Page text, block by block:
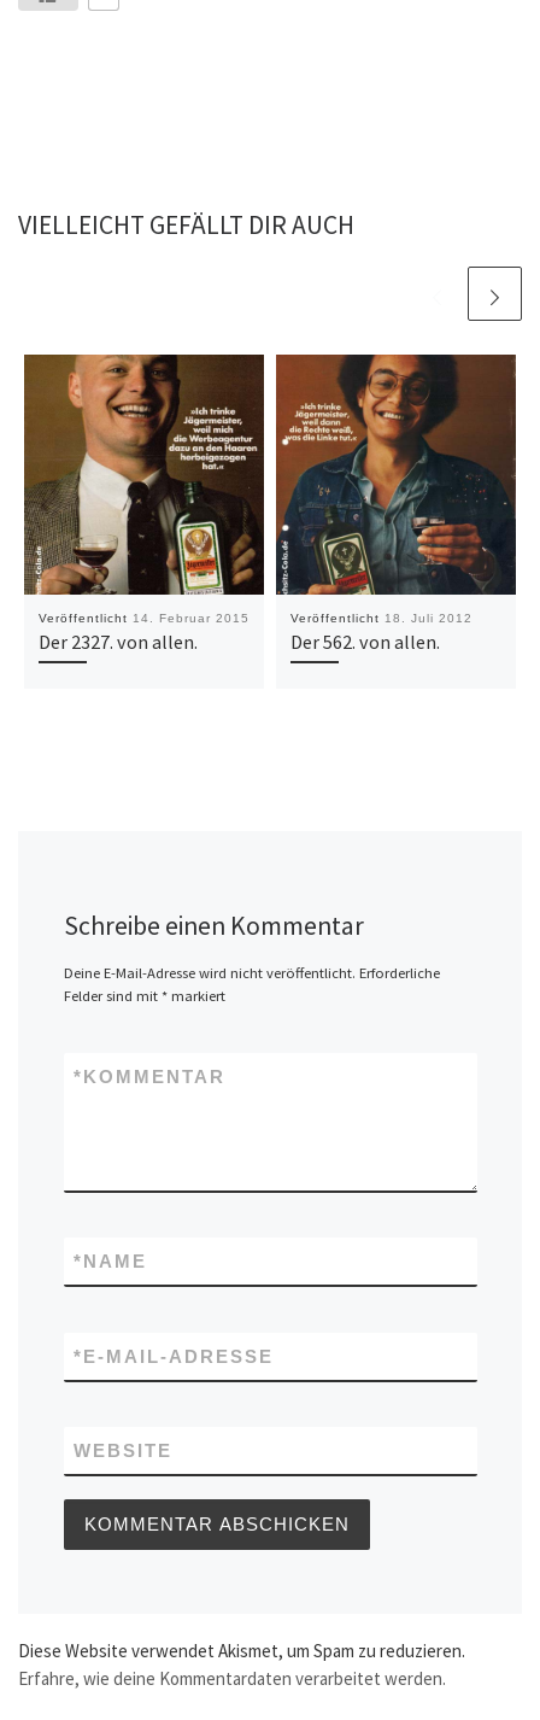
VIELLEICHT GEFÄLLT DIR AUCH
Veröffentlicht 14. Februar 2015
Der 2327. von allen.
Veröffentlicht 18. Juli 2012
Der 562. von allen.
Schreibe einen Kommentar
Deine E-Mail-Adresse wird nicht veröffentlicht. Erforderliche
Felder sind mit *markiert
KOMMENTAR
*
NAME
*
E-MAIL-ADRESSE
*
WEBSITE
Diese Website verwendet Akismet, um Spam zu reduzieren.
Erfahre, wie deine Kommentardaten verarbeitet werden.